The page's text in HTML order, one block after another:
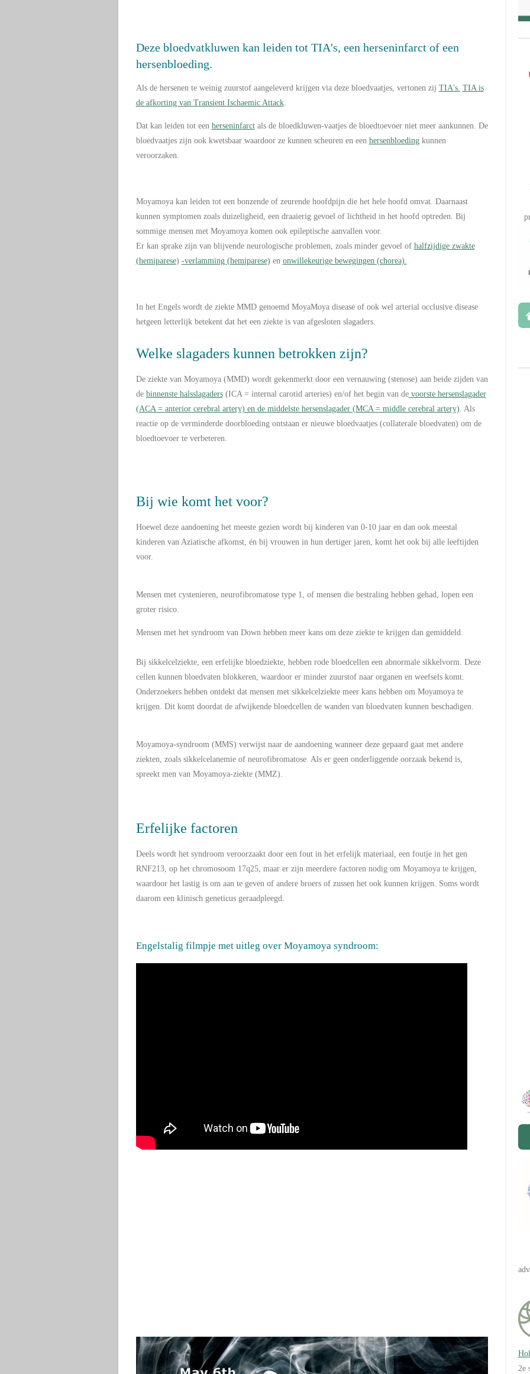
Deze bloedvatkluwen kan leiden tot TIA's, een herseninfarct of een
hersenbloeding.
Als de hersenen te weinig zuurstof aangeleverd krijgen via deze bloedvaatjes, vertonen zij TIA's. TIA is
de afkorting van Transient Ischaemic Attack.
Dat kan leiden tot een herseninfarctals de bloedkluwen-vaatjes de bloedtoevoer niet meer aankunnen. De
bloedvaatjes zijn ook kwetsbaar waardoor ze kunnen scheuren en een hersenbloedingkunnen
veroorzaken.
Moyamoya kan leiden tot een bonzende of zeurende hoofdpijn die het hele hoofd omvat. Daarnaast
kunnen symptomen zoals duizeligheid, een draaierig gevoel of lichtheid in het hoofd optreden. Bij
sommige mensen met Moyamoya komen ook epileptische aanvallen voor.
Er kan sprake zijn van blijvende neurologische problemen, zoals minder gevoel of halfzijdige zwakte
(hemiparese) -verlamming (hemiparese) en onwillekeurige bewegingen (chorea).
In het Engels wordt de ziekte MMD genoemd MoyaMoya disease of ook wel arterial occlusive disease
hetgeen letterlijk betekent dat het een ziekte is van afgesloten slagaders.
Welke slagaders kunnen betrokken zijn?
De ziekte van Moyamoya (MMD) wordt gekenmerkt door een vernauwing (stenose) aan beide zijden van
de binnenste halsslagaders(ICA = internal carotid arteries) en/of het begin van devoorste hersenslagader
(ACA = anterior cerebral artery) en de middelste hersenslagader (MCA = middle cerebral artery) . Als
reactie op de verminderde doorbloeding ontstaan er nieuwe bloedvaatjes (collaterale bloedvaten) om de
bloedtoevoer te verbeteren.
Bij wie komt het voor?
Hoewel deze aandoening het meeste gezien wordt bij kinderen van 0-10 jaar en dan ook meestal
kinderen van Aziatische afkomst, én bij vrouwen in hun dertiger jaren, komt het ook bij alle leeftijden
voor.
Mensen met cystenieren, neurofibromatose type 1, of mensen die bestraling hebben gehad, lopen een
groter risico.
Mensen met het syndroom van Down hebben meer kans om deze ziekte te krijgen dan gemiddeld.
Bij sikkelcelziekte, een erfelijke bloedziekte, hebben rode bloedcellen een abnormale sikkelvorm. Deze
cellen kunnen bloedvaten blokkeren, waardoor er minder zuurstof naar organen en weefsels komt.
Onderzoekers hebben ontdekt dat mensen met sikkelcelziekte meer kans hebben om Moyamoya te
krijgen. Dit komt doordat de afwijkende bloedcellen de wanden van bloedvaten kunnen beschadigen.
Moyamoya-syndroom (MMS) verwijst naar de aandoening wanneer deze gepaard gaat met andere
ziekten, zoals sikkelcelanemie of neurofibromatose. Als er geen onderliggende oorzaak bekend is,
spreekt men van Moyamoya-ziekte (MMZ).
Erfelijke factoren
Deels wordt het syndroom veroorzaakt door een fout in het erfelijk materiaal, een foutje in het gen
RNF213, op het chromosoom 17q25, maar er zijn meerdere factoren nodig om Moyamoya te krijgen,
waardoor het lastig is om aan te geven of andere broers of zussen het ook kunnen krijgen. Soms wordt
daarom een klinisch geneticus geraadpleegd.
Engelstalig filmpje met uitleg over Moyamoya syndroom:
2e